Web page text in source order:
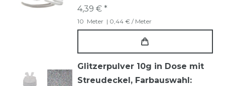
4,39 € *
10 Meter | 0,44 € / Meter
Glitzerpulver 10g in Dose mit
Streudeckel, Farbauswahl: